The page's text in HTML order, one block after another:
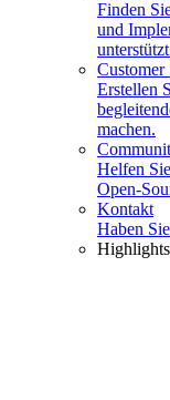
Finden
und
Customer
Erstellen
machen.
Helfen
Open-
Kontakt
Haben
Highlights